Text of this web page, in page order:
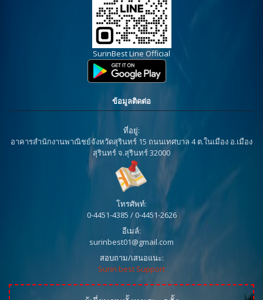
SurinBest Line Official
ข้อมูลติดต่อ
ที่อยู่:
อาคารสำนักงานพาณิชย์จังหวัดสุรินทร์ 15 ถนนเทศบาล 4 ต.ในเมือง อ.เมือง
สุรินทร์ จ.สุรินทร์ 32000
โทรศัพท์:
0-4451-4385 / 0-4451-2626
อีเมล์:
surinbest01@gmail.com
สอบถาม/เสนอแนะ:
Surin best Support